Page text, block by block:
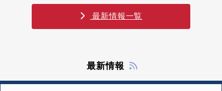
最新情報一覧
最新情報